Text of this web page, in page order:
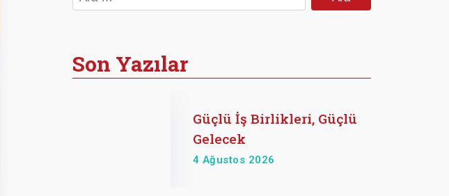
Son Yazılar
Güçlü İş Birlikleri, Güçlü
Gelecek
4 Ağustos 2026